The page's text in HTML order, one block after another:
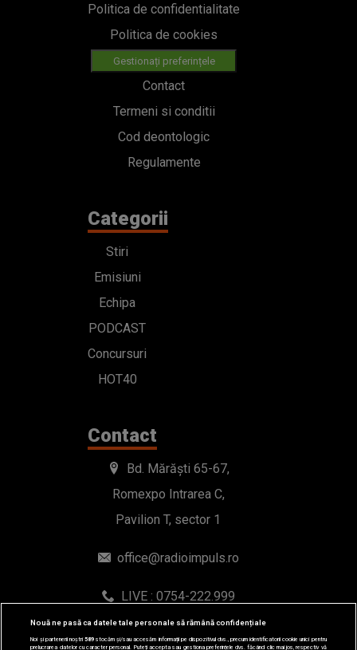
Politica de confidentialitate
Politica de cookies
Gestionați preferințele
Contact
Termeni si conditii
Cod deontologic
Regulamente
Categorii
Stiri
Emisiuni
Echipa
PODCAST
Concursuri
HOT40
Contact
Bd. Mărăști 65-67,
Romexpo Intrarea C,
Pavilion T, sector 1
office@radioimpuls.ro
LIVE : 0754-222.999
WhatsApp: 0754-222.999
Nouă ne pasă ca datele tale personale să rămână confidențiale
Noi și partenerii noștri589stocăm și/sau accesăm informații pe dispozitivul dvs., precum identificatorii cookie unici pentru
prelucrarea datelor cu caracter personal. Puteți accepta sau gestiona preferințele dvs. făcând clic mai jos, respectiv vă